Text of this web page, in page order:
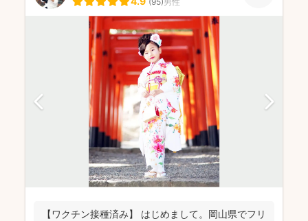
【ワクチン接種済み】 はじめまして。岡山県でフリ